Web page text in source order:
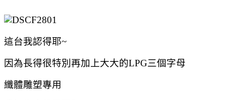
這台我認得耶~
因為長得很特別再加上大大的LPG三個字母
纖體雕塑專用